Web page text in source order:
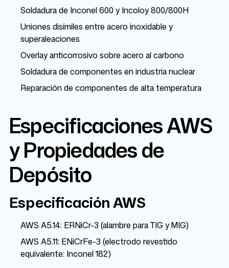
Soldadura de Inconel 600 y Incoloy 800/800H
Uniones disímiles entre acero inoxidable y
superaleaciones
Overlay anticorrosivo sobre acero al carbono
Soldadura de componentes en industria nuclear
Reparación de componentes de alta temperatura
Especificaciones AWS
y Propiedades de
Depósito
Especificación AWS
AWS A5.14: ERNiCr-3 (alambre para TIG y MIG)
AWS A5.11: ENiCrFe-3 (electrodo revestido
equivalente: Inconel 182)